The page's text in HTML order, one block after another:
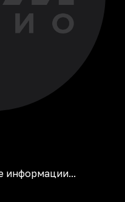
информации...